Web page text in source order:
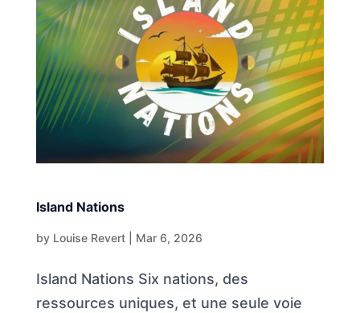
Island Nations
by Louise Revert| Mar 6, 2026
Island Nations Six nations, des
ressources uniques, et une seule voie